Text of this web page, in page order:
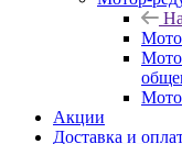
Акции
Доставка и